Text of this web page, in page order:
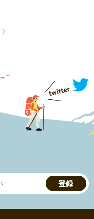
登録